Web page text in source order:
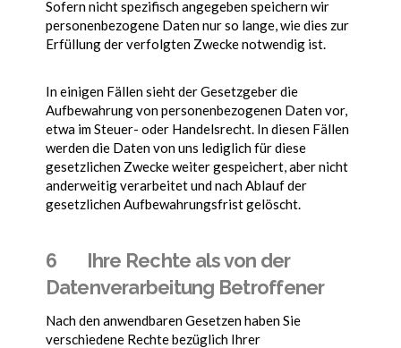
Sofern nicht spezifisch angegeben speichern wir
personenbezogene Daten nur so lange, wie dies zur
Erfüllung der verfolgten Zwecke notwendig ist.
In einigen Fällen sieht der Gesetzgeber die
Aufbewahrung von personenbezogenen Daten vor,
etwa im Steuer- oder Handelsrecht. In diesen Fällen
werden die Daten von uns lediglich für diese
gesetzlichen Zwecke weiter gespeichert, aber nicht
anderweitig verarbeitet und nach Ablauf der
gesetzlichen Aufbewahrungsfrist gelöscht.
6 Ihre Rechte als von der
Datenverarbeitung Betroffener
Nach den anwendbaren Gesetzen haben Sie
verschiedene Rechte bezüglich Ihrer